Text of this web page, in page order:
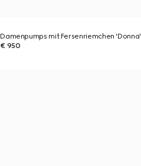
Damenpumps mit Fersenriemchen 'Donna'
€ 950